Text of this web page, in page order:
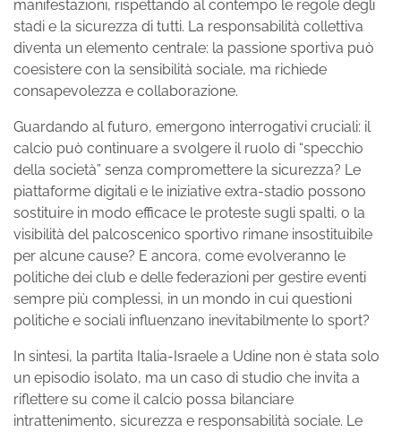
manifestazioni, rispettando al contempo le regole degli
stadi e la sicurezza di tutti. La responsabilità collettiva
diventa un elemento centrale: la passione sportiva può
coesistere con la sensibilità sociale, ma richiede
consapevolezza e collaborazione.
Guardando al futuro, emergono interrogativi cruciali: il
calcio può continuare a svolgere il ruolo di “specchio
della società” senza compromettere la sicurezza? Le
piattaforme digitali e le iniziative extra-stadio possono
sostituire in modo efficace le proteste sugli spalti, o la
visibilità del palcoscenico sportivo rimane insostituibile
per alcune cause? E ancora, come evolveranno le
politiche dei club e delle federazioni per gestire eventi
sempre più complessi, in un mondo in cui questioni
politiche e sociali influenzano inevitabilmente lo sport?
In sintesi, la partita Italia-Israele a Udine non è stata solo
un episodio isolato, ma un caso di studio che invita a
riflettere su come il calcio possa bilanciare
intrattenimento, sicurezza e responsabilità sociale. Le